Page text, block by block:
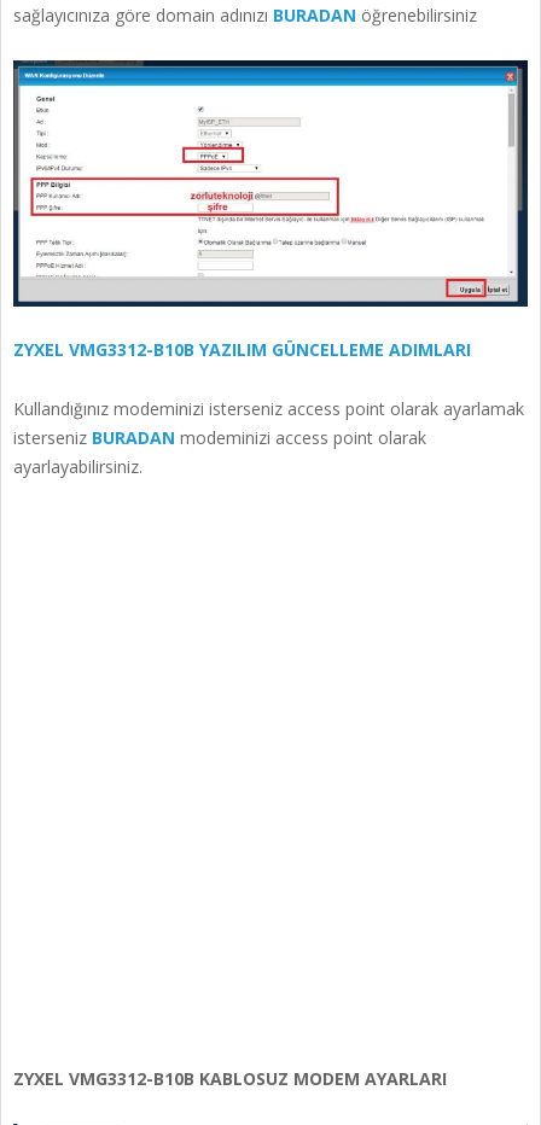
sağlayıcınıza göre domain adınızı BURADAN öğrenebilirsiniz
ZYXEL VMG3312-B10B YAZILIM GÜNCELLEME ADIMLARI
Kullandığınız modeminizi isterseniz access point olarak ayarlamak
isterseniz BURADAN modeminizi access point olarak
ayarlayabilirsiniz.
ZYXEL VMG3312-B10B KABLOSUZ MODEM AYARLARI